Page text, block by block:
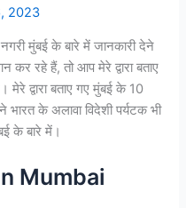
2023
मुंबई के बारे में जानकारी देने
रहे हैं, तो आप मेरे द्वारा बताए
द्वारा बताए गए मुंबई के 10
भारत के अलावा विदेशी पर्यटक भी
के बारे में।
Mumbai